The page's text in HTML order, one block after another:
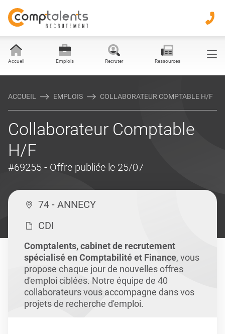
Accueil Emplois Recruter Ressources
ACCUEIL EMPLOIS COLLABORATEUR COMPTABLE H/F
Collaborateur Comptable
H/F
#69255 - Offre publiée le 25/07
74 - ANNECY
CDI
Comptalents, cabinet de recrutement
spécialisé en Comptabilité et Finance, vous
propose chaque jour de nouvelles offres
d'emploi ciblées. Notre équipe de 40
collaborateurs vous accompagne dans vos
projets de recherche d'emploi.